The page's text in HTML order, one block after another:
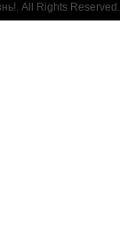
All Rights Reserved.